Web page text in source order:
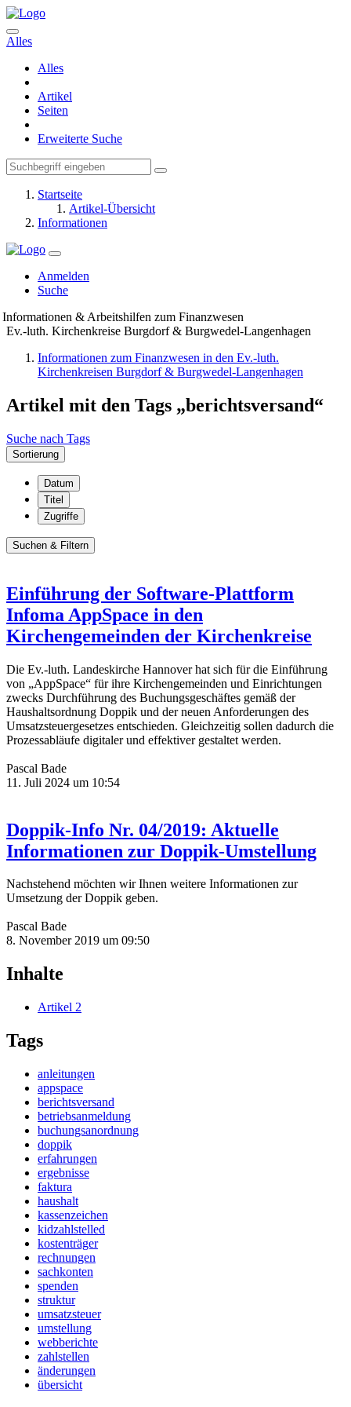
Alles
Alles
Artikel
Seiten
Erweiterte Suche
Startseite
Artikel-Übersicht
Informationen
Anmelden
Suche
Informationen & Arbeitshilfen zum Finanzwesen
Ev.-luth. Kirchenkreise Burgdorf & Burgwedel-Langenhagen
Informationen zum Finanzwesen in den Ev.-luth.
Kirchenkreisen Burgdorf & Burgwedel-Langenhagen
Artikel mit den Tags „berichtsversand“
Suche nach Tags
Sortierung
Datum
Titel
Zugriffe
Suchen & Filtern
Einführung der Software-Plattform
Infoma AppSpace in den
Kirchengemeinden der Kirchenkreise
Die Ev.-luth. Landeskirche Hannover hat sich für die Einführung
von „AppSpace“ für ihre Kirchengemeinden und Einrichtungen
zwecks Durchführung des Buchungsgeschäftes gemäß der
Haushaltsordnung Doppik und der neuen Anforderungen des
Umsatzsteuergesetzes entschieden. Gleichzeitig sollen dadurch die
Prozessabläufe digitaler und effektiver gestaltet werden.
Pascal Bade
11. Juli 2024 um 10:54
Doppik-Info Nr. 04/2019: Aktuelle
Informationen zur Doppik-Umstellung
Nachstehend möchten wir Ihnen weitere Informationen zur
Umsetzung der Doppik geben.
Pascal Bade
8. November 2019 um 09:50
Inhalte
Artikel 2
Tags
anleitungen
appspace
berichtsversand
betriebsanmeldung
buchungsanordnung
doppik
erfahrungen
ergebnisse
faktura
haushalt
kassenzeichen
kidzahlstelled
kostenträger
rechnungen
sachkonten
spenden
struktur
umsatzsteuer
umstellung
webberichte
zahlstellen
änderungen
übersicht